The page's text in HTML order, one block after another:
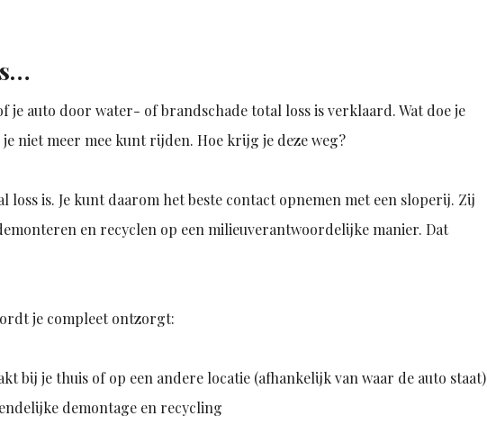
je auto door water- of brandschade total loss is verklaard. Wat doe je
niet meer mee kunt rijden. Hoe krijg je deze weg?
loss is. Je kunt daarom het beste contact opnemen met een sloperij. Zij
en recyclen op een milieuverantwoordelijke manier. Dat
je compleet ontzorgt:
bij je thuis of op een andere locatie (afhankelijk van waar de auto staat)
demontage en recycling